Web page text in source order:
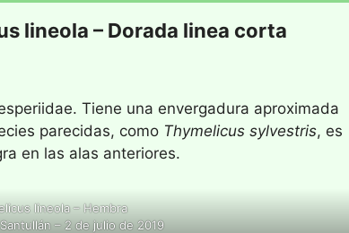
lineola – Dorada linea corta
Tiene una envergadura aproximada
parecidas, como Thymelicus sylvestris, es
en las alas anteriores.
lineola – Hembra
– 2 de julio de 2019